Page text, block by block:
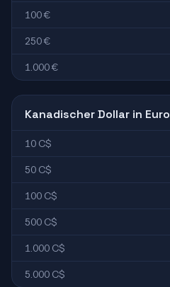
100 €
250 €
1.000 €
Kanadischer Dollar in Euro
10 C$
50 C$
100 C$
500 C$
1.000 C$
5.000 C$